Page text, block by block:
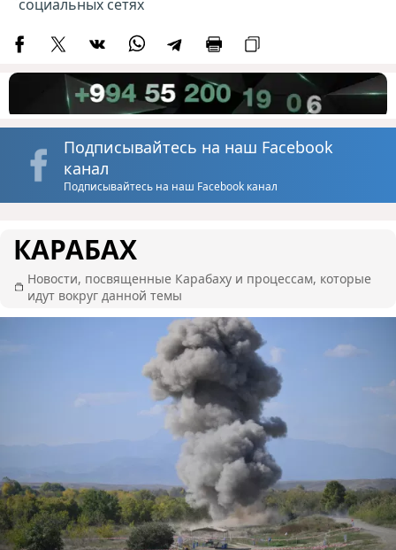
социальных сетях
Подписывайтесь на наш Facebook
канал
Подписывайтесь на наш Facebook канал
КАРАБАХ
Новости, посвященные Карабаху и процессам, которые
идут вокруг данной темы